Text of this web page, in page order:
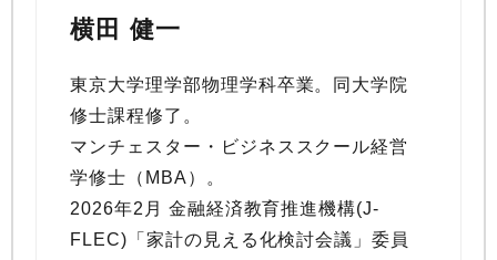
横田 健一
東京大学理学部物理学科卒業。同大学院
修士課程修了。
マンチェスター・ビジネススクール経営
学修士（MBA）。
2026年2月 金融経済教育推進機構(J-
FLEC)「家計の見える化検討会議」委員